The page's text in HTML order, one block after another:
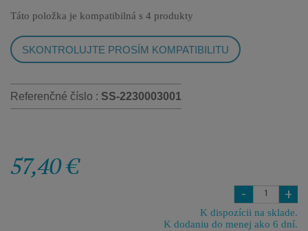
Táto položka je kompatibilná s 4 produkty
SKONTROLUJTE PROSÍM KOMPATIBILITU
Referenčné číslo : SS-2230003001
57,40 €
- +
K dispozícii na sklade.
K dodaniu do menej ako 6 dní.